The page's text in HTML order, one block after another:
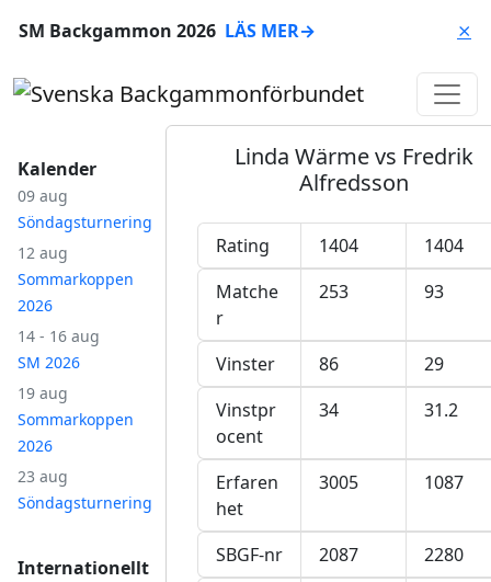
SM Backgammon 2026 LÄS MER→ ⨯
Kalender
09 aug
Söndagsturnering
12 aug
Sommarkoppen
2026
14 - 16 aug
SM 2026
19 aug
Sommarkoppen
2026
23 aug
Söndagsturnering
Internationellt
Linda Wärme vs Fredrik
Alfredsson
Rating 1404
1404
Matche
r
253 93
Vinster 86
29
Vinstpr
ocent
34 31.2
Erfaren
het
3005 1087
SBGF-nr 2087
2280